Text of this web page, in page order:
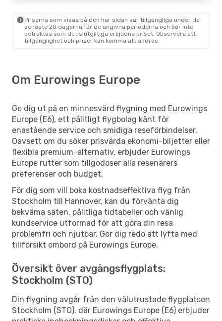
Priserna som visas på den här sidan var tillgängliga under de
senaste 20 dagarna för de angivna perioderna och bör inte
betraktas som det slutgiltiga erbjudna priset. Observera att
tillgänglighet och priser kan komma att ändras.
Om Eurowings Europe
Ge dig ut på en minnesvärd flygning med Eurowings
Europe (E6), ett pålitligt flygbolag känt för
enastående service och smidiga reseförbindelser.
Oavsett om du söker prisvärda ekonomi-biljetter eller
flexibla premium-alternativ, erbjuder Eurowings
Europe rutter som tillgodoser alla resenärers
preferenser och budget.
För dig som vill boka kostnadseffektiva flyg från
Stockholm till Hannover, kan du förvänta dig
bekväma säten, pålitliga tidtabeller och vänlig
kundservice utformad för att göra din resa
problemfri och njutbar. Gör dig redo att lyfta med
tillförsikt ombord på Eurowings Europe.
Översikt över avgångsflygplats:
Stockholm (STO)
Din flygning avgår från den välutrustade flygplatsen
Stockholm (STO), där Eurowings Europe (E6) erbjuder